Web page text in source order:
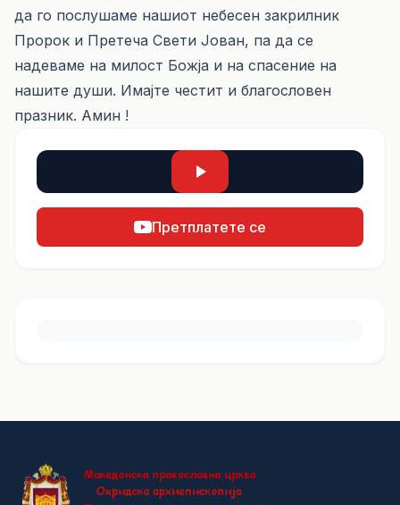
да го послушаме нашиот небесен закрилник
Пророк и Претеча Свети Јован, па да се
надеваме на милост Божја и на спасение на
нашите души. Имајте честит и благословен
празник. Амин !
Претплатете се